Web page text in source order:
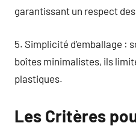
garantissant un respect
5. Simplicité d’emballage :
boîtes minimalistes, ils
plastiques.
Les Critères